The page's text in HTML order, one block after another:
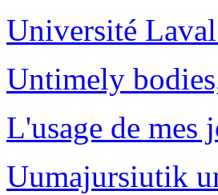
Université
Untimely
L'usage de mes
Uumajursiutik